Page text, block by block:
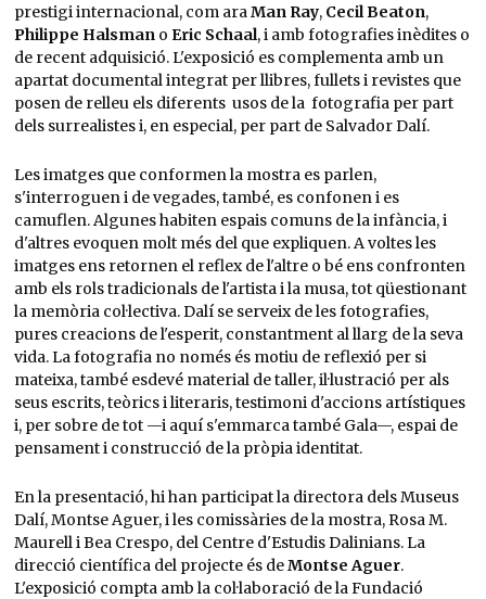
prestigi internacional, com araMan Ray, Cecil Beaton,
Philippe Halsman o Eric Schaal, i amb fotografies inèdites o
de recent adquisició. L'exposició es complementa amb un
apartat documental integrat per llibres, fullets i revistes que
posen de relleu els diferents usos de la fotografia per part
dels surrealistes i, en especial, per part de Salvador Dalí.
Les imatges que conformen la mostra es parlen,
s'interroguen i de vegades, també, es confonen i es
camuflen. Algunes habiten espais comuns de la infància, i
d'altres evoquen molt més del que expliquen. A voltes les
imatges ens retornen el reflex de l'altre o bé ens confronten
amb els rols tradicionals de l'artista i la musa, tot qüestionant
la memòria col·lectiva. Dalí se serveix de les fotografies,
pures creacions de l'esperit, constantment al llarg de la seva
vida. La fotografia no només és motiu de reflexió per si
mateixa, també esdevé material de taller, il·lustració per als
seus escrits, teòrics i literaris, testimoni d'accions artístiques
i, per sobre de tot —i aquí s'emmarca també Gala—, espai de
pensament i construcció de la pròpia identitat.
En la presentació, hi han participat la directora dels Museus
Dalí, Montse Aguer, i les comissàries de la mostra, Rosa M.
Maurell i Bea Crespo, del Centre d'Estudis Dalinians. La
direcció científica del projecte és deMontse Aguer.
L'exposició compta amb la col·laboració de la Fundació